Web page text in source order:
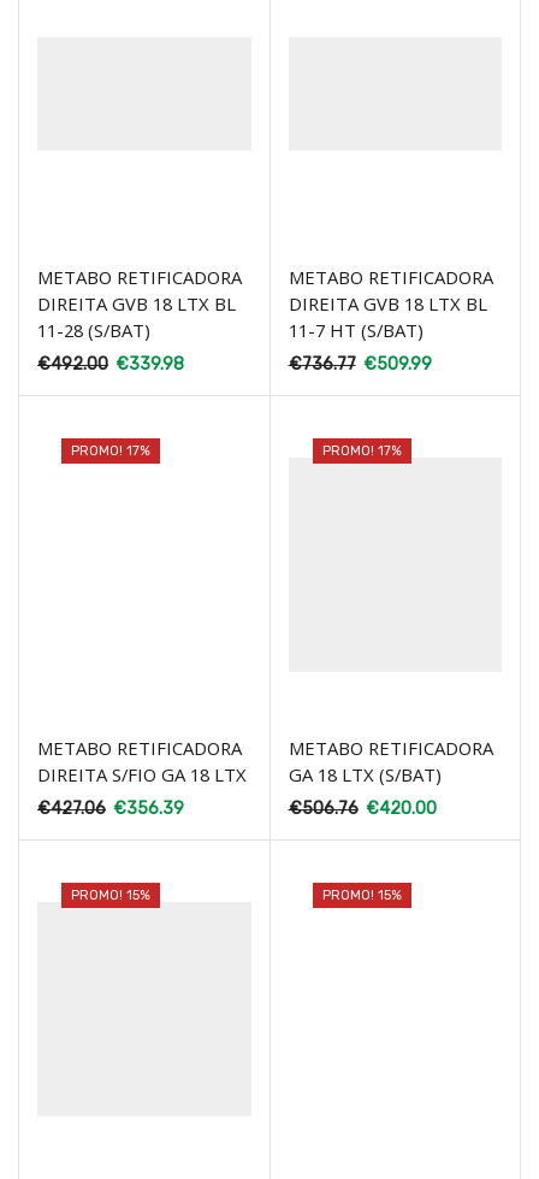
METABO RETIFICADORA
DIREITA GVB 18 LTX BL
11-28 (S/BAT)
€492.00 €339.98
METABO RETIFICADORA
DIREITA GVB 18 LTX BL
11-7 HT (S/BAT)
€736.77 €509.99
PROMO! 17%
METABO RETIFICADORA
DIREITA S/FIO GA 18 LTX
€427.06 €356.39
PROMO! 17%
METABO RETIFICADORA
GA 18 LTX (S/BAT)
€506.76 €420.00
PROMO! 15% PROMO! 15%